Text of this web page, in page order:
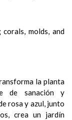
la planta
de sanación y
rosa y azul, junto
crea un jardín